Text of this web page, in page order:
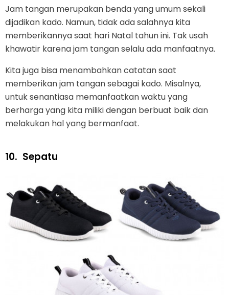
Jam tangan merupakan benda yang umum sekali
dijadikan kado. Namun, tidak ada salahnya kita
memberikannya saat hari Natal tahun ini. Tak usah
khawatir karena jam tangan selalu ada manfaatnya.
Kita juga bisa menambahkan catatan saat
memberikan jam tangan sebagai kado. Misalnya,
untuk senantiasa memanfaatkan waktu yang
berharga yang kita miliki dengan berbuat baik dan
melakukan hal yang bermanfaat.
10. Sepatu